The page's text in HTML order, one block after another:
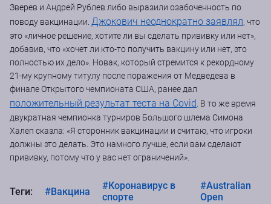
Зверев и Андрей Рублев либо выразили озабоченность по
поводу вакцинации. Джокович неоднократно заявлял, что
это «личное решение, хотите ли вы сделать прививку или нет»,
добавив, что «хочет ли кто-то получить вакцину или нет, это
полностью их дело». Новак, который стремится к рекордному
21-му крупному титулу после поражения от Медведева в
финале Открытого чемпионата США, ранее дал
положительный результат теста на Covid . В то же время
двукратная чемпионка турниров Большого шлема Симона
Халеп сказла: «Я сторонник вакцинации и считаю, что игроки
должны это делать. Это намного лучше, если вам сделают
прививку, потому что у вас нет ограничений».
Теги: #Вакцина
#Коронавирус в
спорте
#Australian
Open